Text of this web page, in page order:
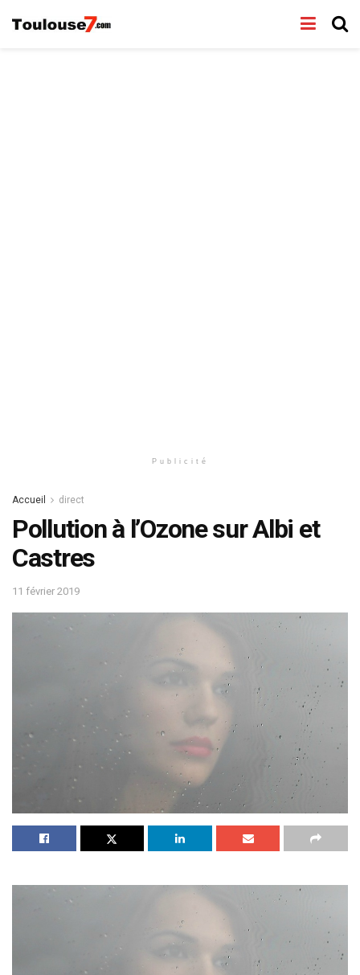
Publicité
Accueil direct
Pollution à l’Ozone sur Albi et
Castres
11 février 2019